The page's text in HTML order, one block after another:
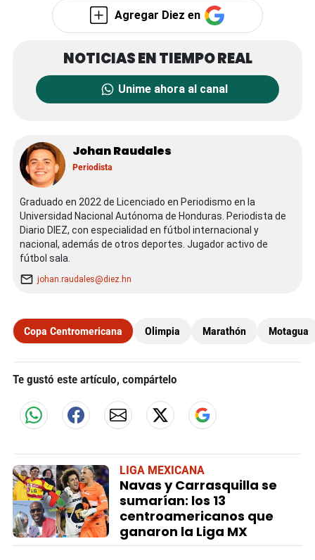
Agregar Diez en
Unime ahora al canal
Johan Raudales
Periodista
Graduado en 2022 de Licenciado en Periodismo en la
Universidad Nacional Autónoma de Honduras. Periodista de
Diario DIEZ, con especialidad en fútbol internacional y
nacional, además de otros deportes. Jugador activo de
fútbol sala.
johan.raudales@diez.hn
Copa Centromericana Olimpia Marathón Motagua
Te gustó este artículo, compártelo
LIGA MEXICANA
Navas y Carrasquilla se
sumarían: los 13
centroamericanos que
ganaron la Liga MX